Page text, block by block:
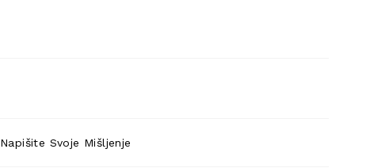
Napišite Svoje Mišljenje